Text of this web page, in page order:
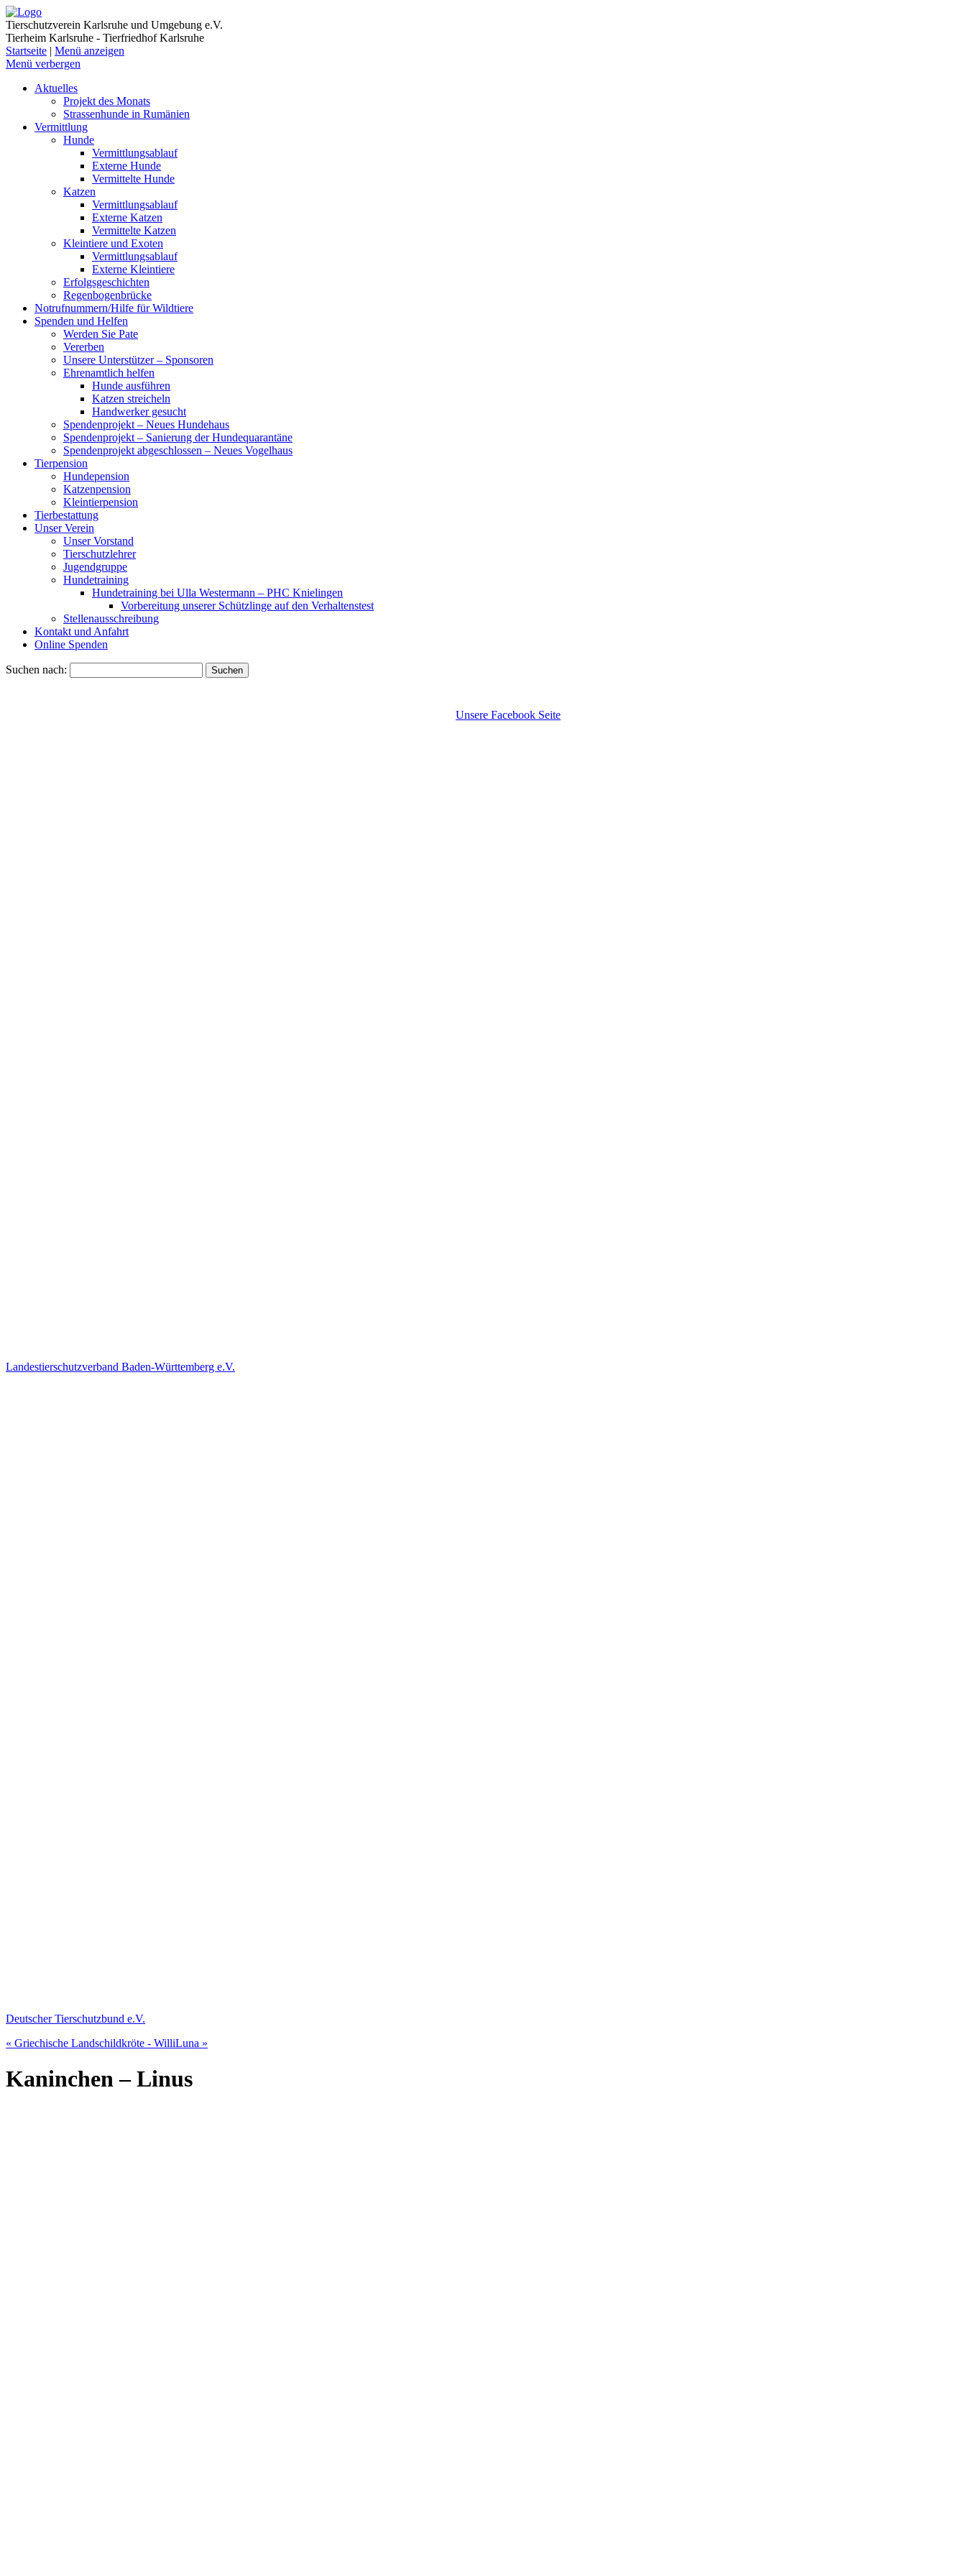
Tierschutzverein Karlsruhe und Umgebung e.V.
Tierheim Karlsruhe - Tierfriedhof Karlsruhe
Startseite | Menü anzeigen
Menü verbergen
Aktuelles
Projekt des Monats
Strassenhunde in Rumänien
Vermittlung
Hunde
Vermittlungsablauf
Externe Hunde
Vermittelte Hunde
Katzen
Vermittlungsablauf
Externe Katzen
Vermittelte Katzen
Kleintiere und Exoten
Vermittlungsablauf
Externe Kleintiere
Erfolgsgeschichten
Regenbogenbrücke
Notrufnummern/Hilfe für Wildtiere
Spenden und Helfen
Werden Sie Pate
Vererben
Unsere Unterstützer – Sponsoren
Ehrenamtlich helfen
Hunde ausführen
Katzen streicheln
Handwerker gesucht
Spendenprojekt – Neues Hundehaus
Spendenprojekt – Sanierung der Hundequarantäne
Spendenprojekt abgeschlossen – Neues Vogelhaus
Tierpension
Hundepension
Katzenpension
Kleintierpension
Tierbestattung
Unser Verein
Unser Vorstand
Tierschutzlehrer
Jugendgruppe
Hundetraining
Hundetraining bei Ulla Westermann – PHC Knielingen
Vorbereitung unserer Schützlinge auf den Verhaltenstest
Stellenausschreibung
Kontakt und Anfahrt
Online Spenden
Suchen nach:
Unsere Facebook Seite
Landestierschutzverband Baden-Württemberg e.V.
Deutscher Tierschutzbund e.V.
« Griechische Landschildkröte - WilliLuna »
Kaninchen – Linus